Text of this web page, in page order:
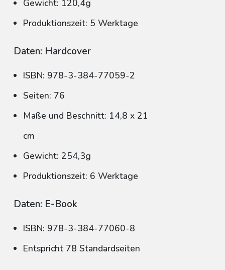
Gewicht: 120,4g
Produktionszeit: 5 Werktage
Daten: Hardcover
ISBN: 978-3-384-77059-2
Seiten: 76
Maße und Beschnitt: 14,8 x 21
cm
Gewicht: 254,3g
Produktionszeit: 6 Werktage
Daten: E-Book
ISBN: 978-3-384-77060-8
Entspricht 78 Standardseiten